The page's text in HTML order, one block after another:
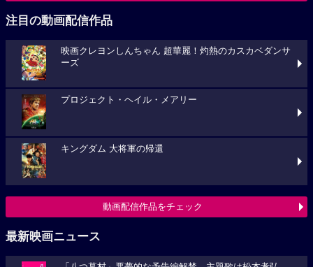
注目の動画配信作品
映画クレヨンしんちゃん 超華麗！灼熱のカスカベダンサ
ーズ
プロジェクト・ヘイル・メアリー
キングダム 大将軍の帰還
動画配信作品をチェック
最新映画ニュース